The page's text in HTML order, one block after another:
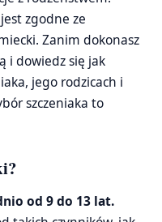
zgodne ze
Zanim dokonasz
i dowiedz się jak
jego rodzicach i
szczeniaka to
od 9 do 13 lat.